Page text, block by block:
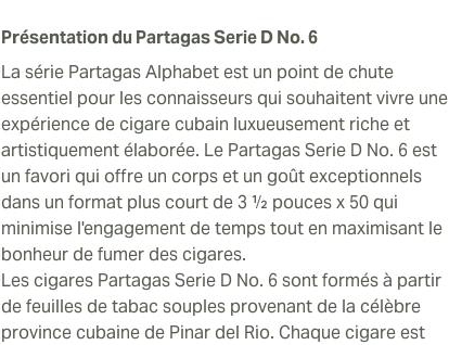
Présentation du Partagas Serie D No. 6
La série Partagas Alphabet est un point de chute
essentiel pour les connaisseurs qui souhaitent vivre une
expérience de cigare cubain luxueusement riche et
artistiquement élaborée. Le Partagas Serie D No. 6 est
un favori qui offre un corps et un goût exceptionnels
dans un format plus court de 3 ½ pouces x 50 qui
minimise l'engagement de temps tout en maximisant le
bonheur de fumer des cigares.
Les cigares Partagas Serie D No. 6 sont formés à partir
de feuilles de tabac souples provenant de la célèbre
province cubaine de Pinar del Rio. Chaque cigare est